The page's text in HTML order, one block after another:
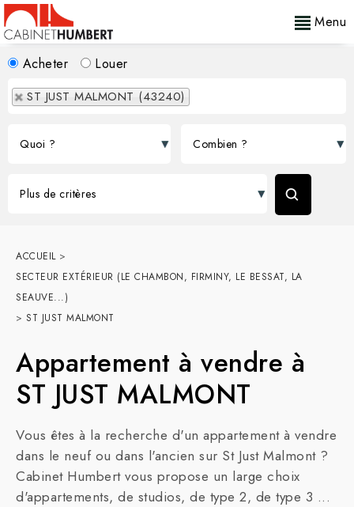
Menu
Acheter Louer
ST JUST MALMONT (43240)
ACCUEIL>
SECTEUR EXTÉRIEUR (LE CHAMBON, FIRMINY, LE BESSAT, LA
SEAUVE...)
> ST JUST MALMONT
Appartement à vendre à
ST JUST MALMONT
Vous êtes à la recherche d'un appartement à vendre
dans le neuf ou dans l'ancien sur St Just Malmont ?
Cabinet Humbert vous propose un large choix
d'appartements, de studios, de type 2, de type 3 ...